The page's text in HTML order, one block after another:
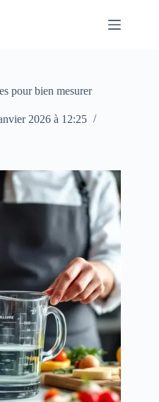
pour bien mesurer
2026 à 12:25